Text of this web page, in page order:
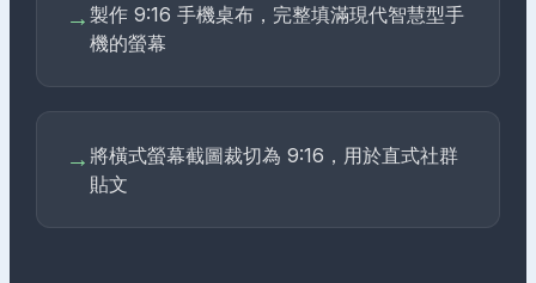
→製作 9:16 手機桌布，完整填滿現代智慧型手
機的螢幕
→將橫式螢幕截圖裁切為 9:16，用於直式社群
貼文